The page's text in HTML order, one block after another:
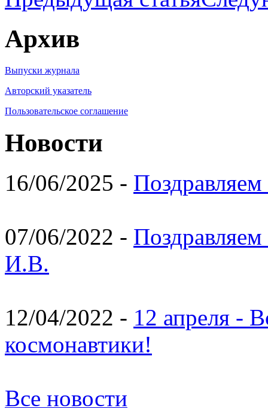
Архив
Выпуски журнала
Авторский указатель
Пользовательское соглашение
Новости
16/06/2025 -
07/06/2022 -
И.В.
12/04/2022 - 12 апреля -
космонавтики!
Все новости